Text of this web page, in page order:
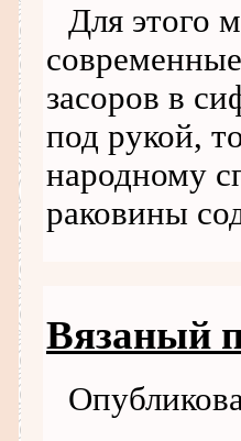
Для этого
засоров в
под рукой,
народному
раковины
Вязаный